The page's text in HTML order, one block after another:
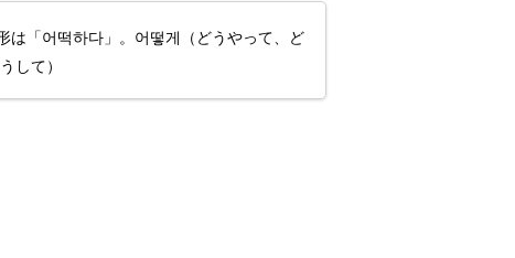
は「어떡하다」。어떻게（どうやって、ど
して）